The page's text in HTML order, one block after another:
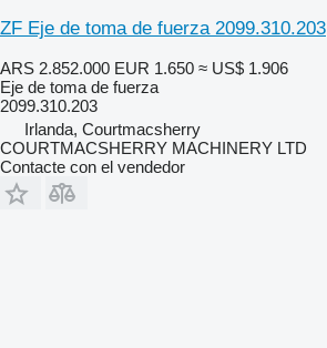
ZF Eje de toma de fuerza 2099.310.203
ARS 2.852.000 EUR 1.650 ≈ US$ 1.906
Eje de toma de fuerza
2099.310.203
Irlanda, Courtmacsherry
COURTMACSHERRY MACHINERY LTD
Contacte con el vendedor